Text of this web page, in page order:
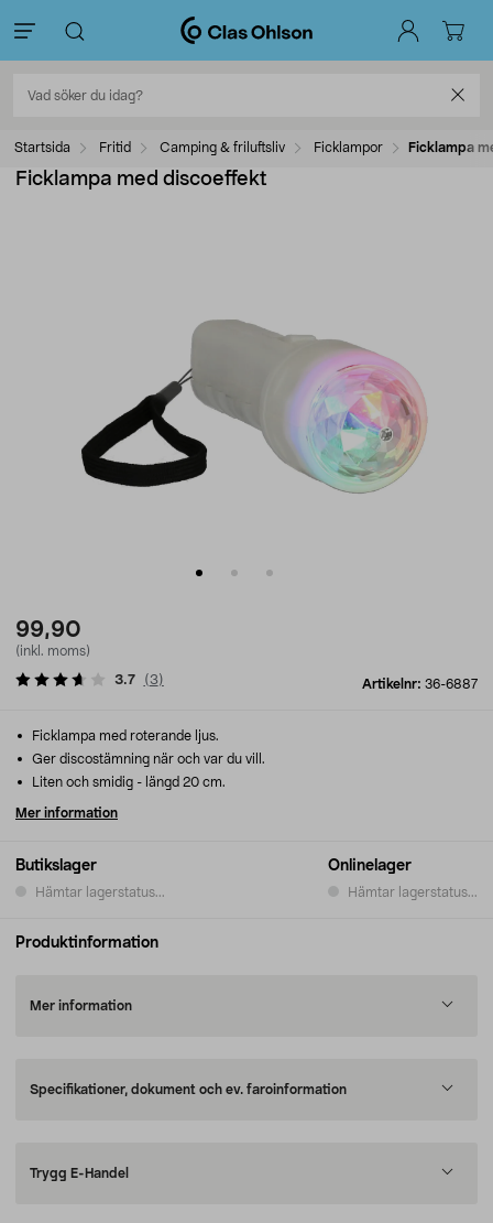
Startsida Fritid Camping & friluftsliv Ficklampor Ficklampa
Ficklampa med discoeffekt
99,90
(inkl. moms)
Artikelnr: 36-6887
3.7 (3)
Butikslager
Hämtar lagerstatus...
Onlinelager
Hämtar lagerstatus...
Ficklampa med roterande ljus.
Ger discostämning när och var du vill.
Liten och smidig - längd 20 cm.
Mer information
Produktinformation
Mer information
Specifikationer, dokument och ev. faroinformation
Trygg E-Handel